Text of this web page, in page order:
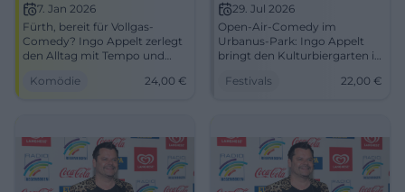
7. Jan 2026
Fürth, bereit für Vollgas-
Comedy? Ingo Appelt zerlegt
den Alltag mit Tempo und
07.01.2026, 19:30 Uhr, Tickets
Komödie 24,00 €
29. Jul 2026
Open-Air-Comedy im
Urbanus-Park: Ingo Appelt
bringt den Kulturbiergarten in
Beben. 29.07.2026, Tickets ab
Festivals 22,00 €